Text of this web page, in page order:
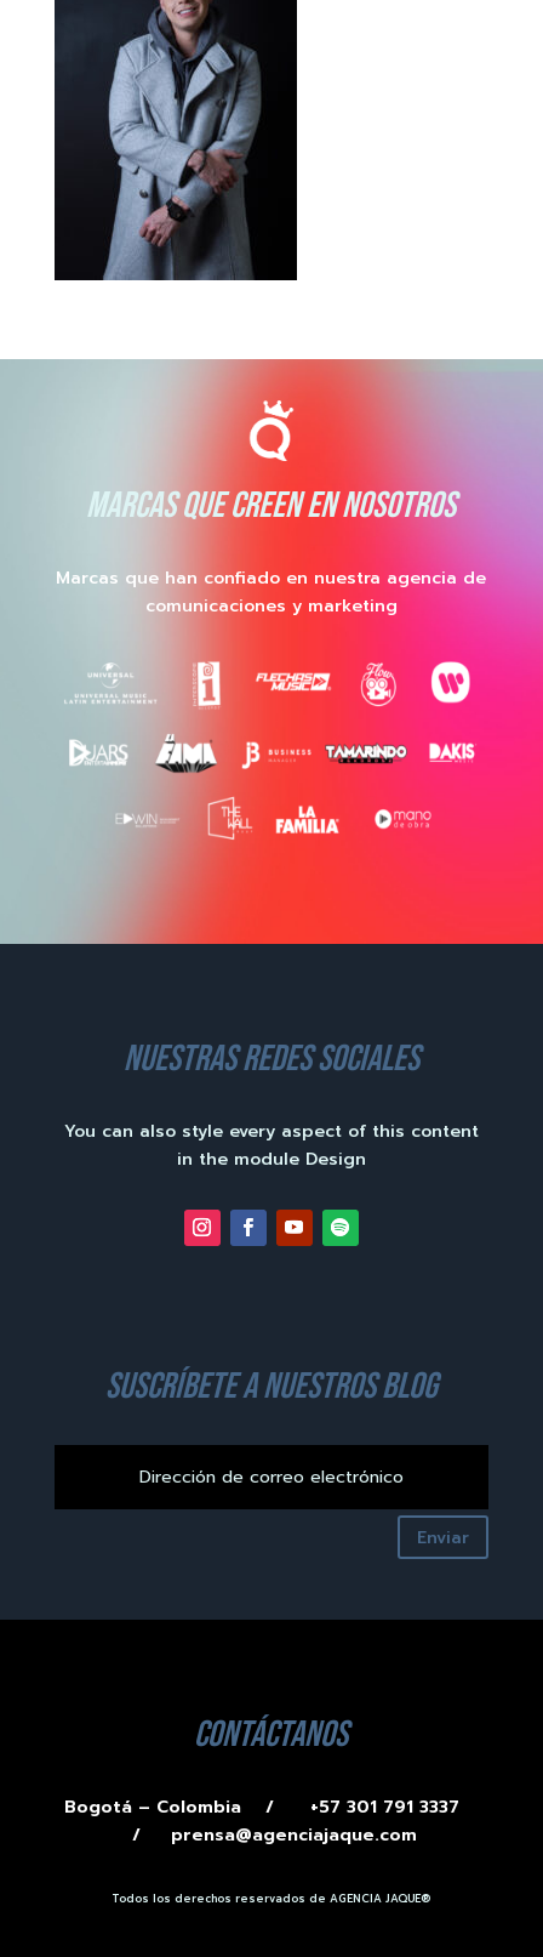
MARCAS QUE CREEN EN NOSOTROS
Marcas que han confiado en nuestra agencia de
comunicaciones y marketing
nuestras redes sociales
You can also style every aspect of this content
in the module Design
suscríbete a nuestros blog
Enviar
contáctanos
Bogotá – Colombia /
+57 301 791 3337
/ prensa@agenciajaque.com
Todos los derechos reservados de AGENCIA JAQUE®